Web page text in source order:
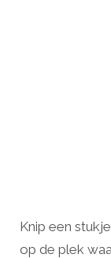
Knip een
op de plek